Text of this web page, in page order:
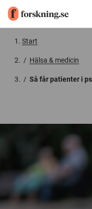
Start
/ Hälsa & medicin
/ Så får patienter i